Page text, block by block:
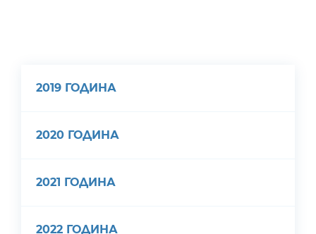
2019 ГОДИНА
2020 ГОДИНА
2021 ГОДИНА
2022 ГОДИНА